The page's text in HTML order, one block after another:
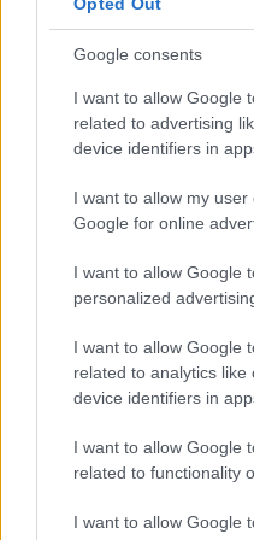
Google consents
I want to allow Google
related to advertising
device identifiers in
I want to allow my
Google for online
I want to allow Google
personalized
I want to allow Google
related to analytics like
device identifiers in
I want to allow Google
related to functionality
I want to allow Google
não permitem
onde sabemos, o BitMart
os investidores
devem, em qualquer
sobre quaisquer questões
residência.
Última etapa:
segurança em
Ledger Nano S
Interface amigável e
Leve e portátil
Suporta a maioria dos
de tokens (ERC-20 /